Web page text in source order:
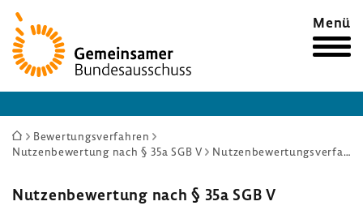
Zur
Startseite
Menü
Sie
sind
Bewertungsverfahren
Nutzenbewertung nach § 35a SGB V
Nutzenbewertungsverfahren zum Wirkstoff Exagamglogen autotemcel (Sichelzellkrankheit mit rezidivierenden vasookklusiven Krisen; ≥ 12 Jahre; keine HLA-kompatible verwandte Stammzellspende verfügbar)
Nutzen­be­wer­tung nach § 35a SGB V